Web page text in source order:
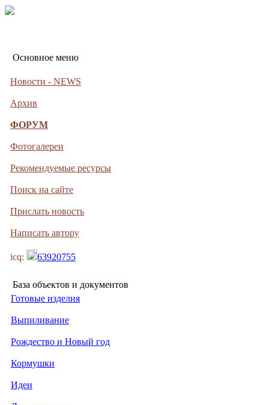
Основное меню
Новости - NEWS
Архив
ФОРУМ
Фотогалереи
Рекомендуемые ресурсы
Поиск на сайте
Прислать новость
Написать автору
icq: 63920755
База объектов и документов
Готовые изделия
Выпиливание
Рождество и Новый год
Кормушки
Идеи